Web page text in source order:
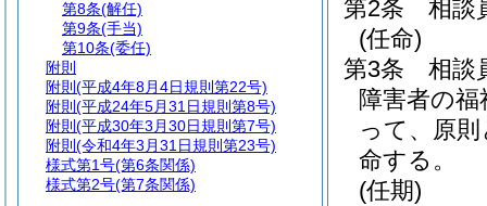
第2条
相談
(任命)
第3条
相談
障害者の
って、原
命する。
(任期)
第8条(解任)
第9条(手当)
第10条(委任)
附則
附則 (平成4年8月4日規則第22号)
附則 (平成24年5月31日規則第8号)
附則 (平成30年3月30日規則第7号)
附則 (令和4年3月31日規則第23号)
様式第1号(第6条関係)
様式第2号(第7条関係)